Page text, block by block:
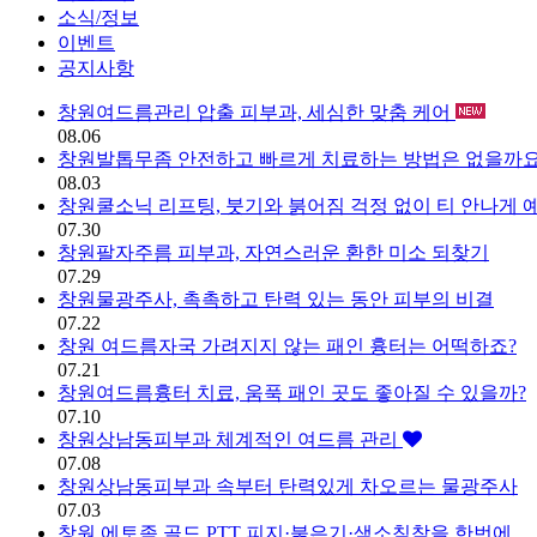
소식/정보
이벤트
공지사항
소식/정보 | 창원 피부과 디엘의
창원여드름관리 압출 피부과, 세심한 맞춤 케어
08.06
창원발톱무좀 안전하고 빠르게 치료하는 방법은 없을까
08.03
창원쿨소닉 리프팅, 붓기와 붉어짐 걱정 없이 티 안나게
07.30
창원팔자주름 피부과, 자연스러운 환한 미소 되찾기
07.29
창원물광주사, 촉촉하고 탄력 있는 동안 피부의 비결
07.22
창원 여드름자국 가려지지 않는 패인 흉터는 어떡하죠?
07.21
창원여드름흉터 치료, 움푹 패인 곳도 좋아질 수 있을까?
07.10
창원상남동피부과 체계적인 여드름 관리
07.08
창원상남동피부과 속부터 탄력있게 차오르는 물광주사
07.03
창원 에토좀 골드 PTT 피지·붉은기·색소침착을 한번에